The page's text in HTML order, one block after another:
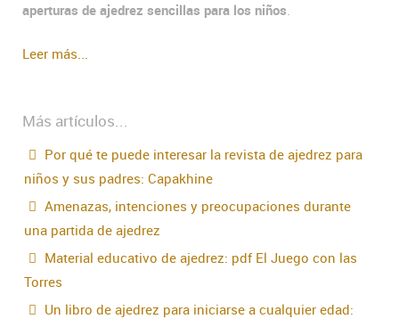
aperturas de ajedrez sencillas para los niños.
Leer más...
Más artículos...
Por qué te puede interesar la revista de ajedrez para
niños y sus padres: Capakhine
Amenazas, intenciones y preocupaciones durante
una partida de ajedrez
Material educativo de ajedrez: pdf El Juego con las
Torres
Un libro de ajedrez para iniciarse a cualquier edad: